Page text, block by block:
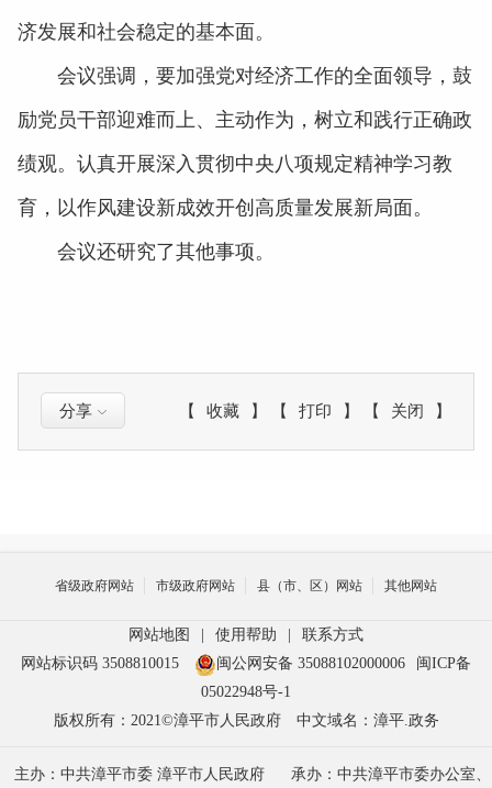
济发展和社会稳定的基本面。
会议强调，要加强党对经济工作的全面领导，鼓
励党员干部迎难而上、主动作为，树立和践行正确政
绩观。认真开展深入贯彻中央八项规定精神学习教
育，以作风建设新成效开创高质量发展新局面。
会议还研究了其他事项。
分享 【 收藏 】 【 打印 】 【 关闭 】
省级政府网站 市级政府网站 县（市、区）网站 其他网站
网站地图 | 使用帮助 |
联系方式
网站标识码 3508810015
闽公网安备 35088102000006
闽ICP备
05022948号-1
版权所有：2021©漳平市人民政府
中文域名：漳平.政务
主办：中共漳平市委 漳平市人民政府 承办：中共漳平市委办公室、